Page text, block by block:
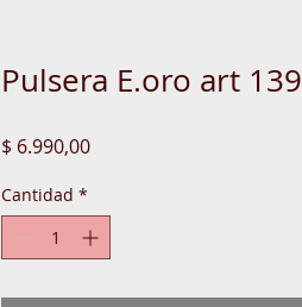
Pulsera E.oro art 139
$ 6.990,00Precio
Cantidad *